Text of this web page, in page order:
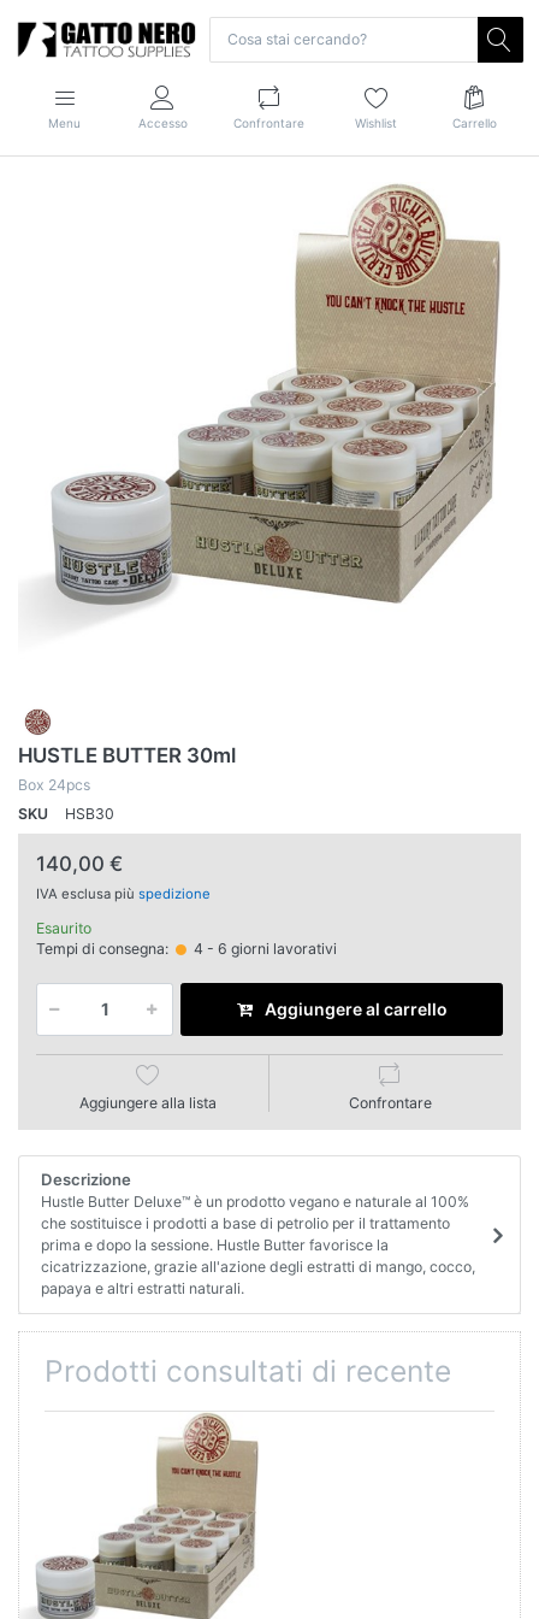
Menu Accesso Confrontare Wishlist Carrello
HUSTLE BUTTER 30ml
Box 24pcs
SKU
HSB30
140,00 €
IVA esclusa più spedizione
Esaurito
Tempi di consegna:
4 - 6 giorni lavorativi
Aggiungere al carrello
Aggiungere alla lista Confrontare
Descrizione
Hustle Butter Deluxe™ è un prodotto vegano e naturale al 100%
che sostituisce i prodotti a base di petrolio per il trattamento
prima e dopo la sessione. Hustle Butter favorisce la
cicatrizzazione, grazie all'azione degli estratti di mango, cocco,
papaya e altri estratti naturali.
Prodotti consultati di recente